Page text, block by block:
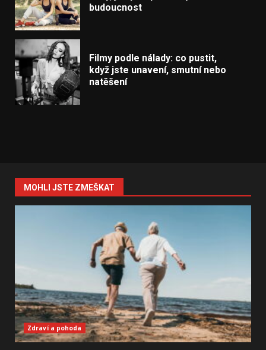
budoucnost
Filmy podle nálady: co pustit,
když jste unavení, smutní nebo
natěšení
MOHLI JSTE ZMEŠKAT
Zdraví a pohoda